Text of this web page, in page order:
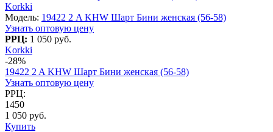
Korkki
Модель: 19422 2 A KHW Шарт Бини женская (56-58)
Узнать оптовую цену
РРЦ: 1 050 руб.
Korkki
-28%
19422 2 A KHW Шарт Бини женская (56-58)
Узнать оптовую цену
РРЦ:
1450
1 050 руб.
Купить